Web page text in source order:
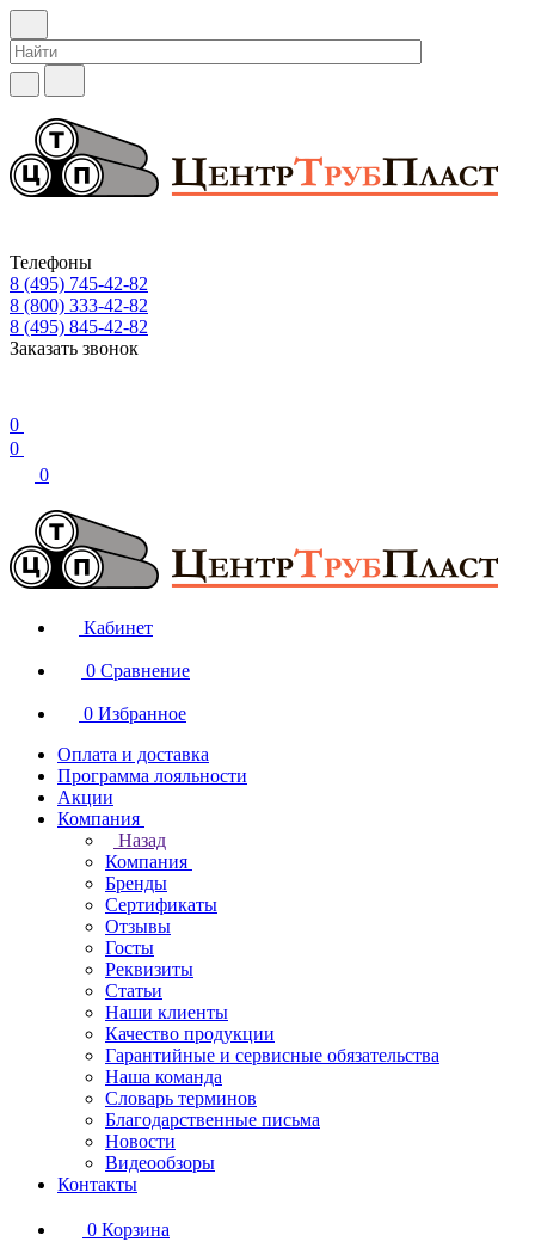
Телефоны
8 (495) 745-42-82
8 (800) 333-42-82
8 (495) 845-42-82
Заказать звонок
0
0
0
Кабинет
0 Сравнение
0 Избранное
Оплата и доставка
Программа лояльности
Акции
Компания
Назад
Компания
Бренды
Сертификаты
Отзывы
Госты
Реквизиты
Статьи
Наши клиенты
Качество продукции
Гарантийные и сервисные обязательства
Наша команда
Словарь терминов
Благодарственные письма
Новости
Видеообзоры
Контакты
0 Корзина